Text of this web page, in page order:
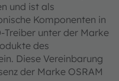
und ist als
Komponenten in
unter der Marke
des
Diese Vereinbarung
der Marke OSRAM